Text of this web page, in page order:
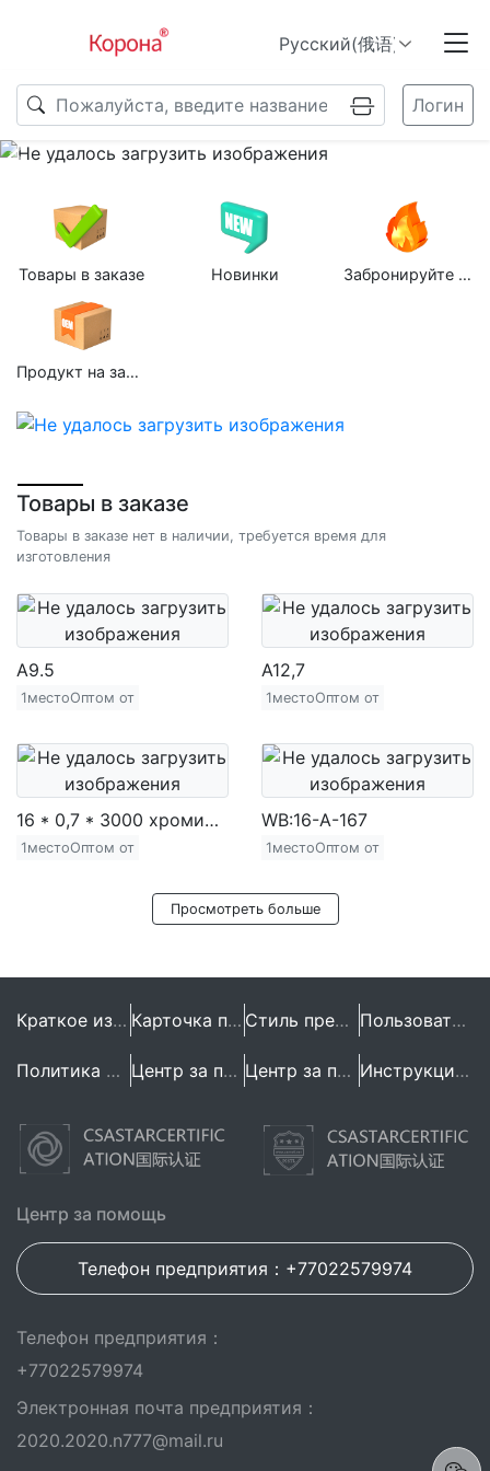
Логин
Previous
Товары в заказе Новинки Забронируйте групповую покупку
Продукт на заказ
Товары в заказе
Товары в заказе нет в наличии, требуется время для
изготовления
A9.5
1местоОптом от
A12,7
1местоОптом от
16 * 0,7 * 3000 хромированная железная труба (720 г)
1местоОптом от
WB:16-A-167
1местоОптом от
Просмотреть больше
Краткое изложение предприятия Карточка предприятия Стиль предприятия Пользовательское Соглашение
Политика конфиденциальности Центр за помощь Центр за помощь Инструкция по эксплуатации
Центр за помощь
Телефон предприятия：+77022579974
Телефон предприятия：
+77022579974
Электронная почта предприятия：
2020.2020.n777@mail.ru